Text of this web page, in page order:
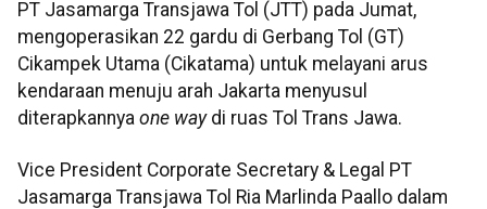
PT Jasamarga Transjawa Tol (JTT) pada Jumat,
mengoperasikan 22 gardu di Gerbang Tol (GT)
Cikampek Utama (Cikatama) untuk melayani arus
kendaraan menuju arah Jakarta menyusul
diterapkannya one waydi ruas Tol Trans Jawa.
Vice President Corporate Secretary & Legal PT
Jasamarga Transjawa Tol Ria Marlinda Paallo dalam